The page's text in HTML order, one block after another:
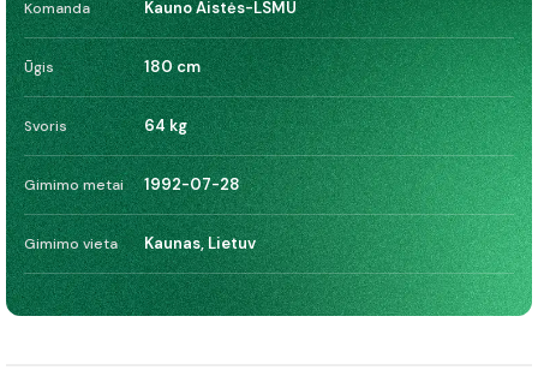
Komanda Kauno Aistės-LSMU
Ūgis 180 cm
Svoris 64 kg
Gimimo metai 1992-07-28
Gimimo vieta Kaunas, Lietuv